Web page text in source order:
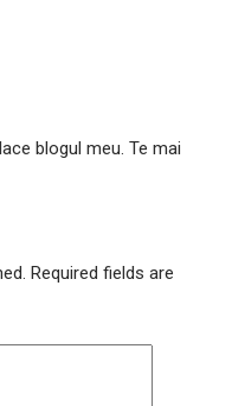
blogul meu. Te mai
Required fields are